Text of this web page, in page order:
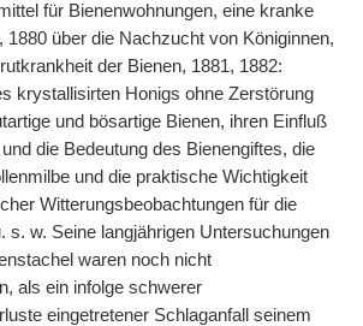
für Bienenwohnungen, eine kranke
1880 über die Nachzucht von Königinnen,
der Bienen, 1881, 1882:
krystallisirten Honigs ohne Zerstörung
und bösartige Bienen, ihren Einfluß
die Bedeutung des Bienengiftes, die
und die praktische Wichtigkeit
Witterungsbeobachtungen für die
s. w. Seine langjährigen Untersuchungen
waren noch nicht
als ein infolge schwerer
eingetretener Schlaganfall seinem